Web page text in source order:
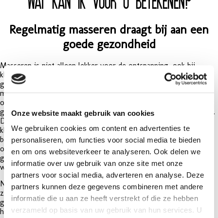
Onze website maakt gebruik van cookies
We gebruiken cookies om content en advertenties te
personaliseren, om functies voor social media te bieden
en om ons websiteverkeer te analyseren. Ook delen we
informatie over uw gebruik van onze site met onze
partners voor social media, adverteren en analyse. Deze
partners kunnen deze gegevens combineren met andere
informatie die u aan ze heeft verstrekt of die ze hebben
verzameld op basis van uw gebruik van hun services. U
Regelmatig masseren draagt bij aan een
goede gezondheid
Masseren is niet alleen lekker voor de ontspanning, ook bij
klachten kan een gerichte massage verlichting geven. Naast
gediplomeerd sportmasseuse en diverse andere
massageopleidingen ben ik, Barbara Leen ook in het bezit van de
opleiding blessurepreventie. Met deze opleiding kijk je naar het
gehele lichaam en zoek je naar mogelijke oorzaken van de klacht.
De locatie van de klacht hoeft niet altijd de oorsprong van de
klacht te zijn. Als de oorsprong bekend is, kan je gericht
behandelen. Dat is meestal een combinatie van masseren en
oefeningen die veelal makkelijk uit te voeren zijn. In sommige
gevallen kan daarbij nog kinesio tape (medical tape) gebruikt
worden.
Na een sportcarrière op hoog niveau ben ik gaan werken in de
zorg en wel op de afdeling pathologie. Na 19 jaar werkzaam
geweest te zijn in deze discipline, waarvan de laatste 9 jaar als
hoofd heb ik een carrière switch gemaakt en ben ik een eigen